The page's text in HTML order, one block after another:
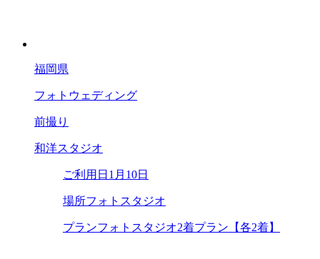
福岡県
フォトウェディング
前撮り
和洋スタジオ
ご利用日 1月10日
場所フォトスタジオ
プランフォトスタジオ2着プラン【各2着】